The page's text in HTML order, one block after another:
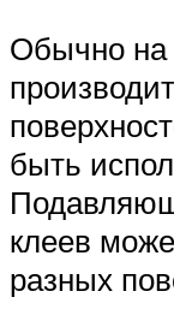
Обычно на
быть
клеев
разных